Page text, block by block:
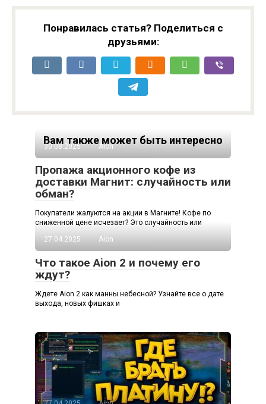
Понравилась статья? Поделиться с
друзьями:
Вам также может быть интересно
30.08.2025 Aion
Пропажа акционного кофе из
доставки Магнит: случайность или
обман?
Покупатели жалуются на акции в Магните! Кофе по
сниженной цене исчезает? Это случайность или
27.04.2025
Aion
Что такое Aion 2 и почему его
ждут?
Ждете Aion 2 как манны небесной? Узнайте все о дате
выхода, новых фишках и